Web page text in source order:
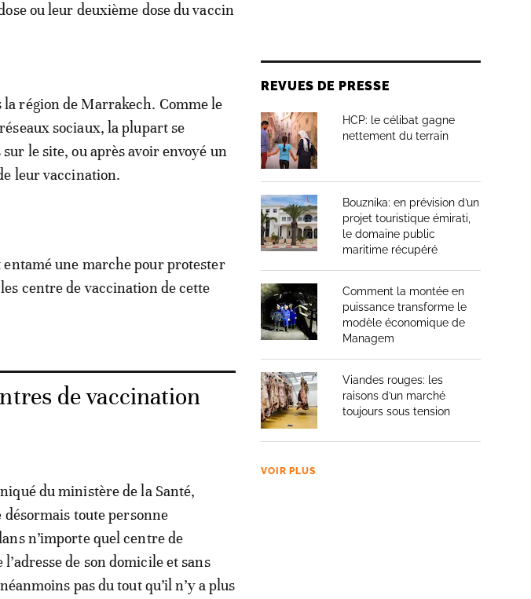
ou leur deuxième dose du vaccin
la région de Marrakech. Comme le
sociaux, la plupart se
le site, ou après avoir envoyé un
leur vaccination.
une marche pour protester
centre de vaccination de cette
de vaccination
du ministère de la Santé,
toute personne
n’importe quel centre de
de son domicile et sans
pas du tout qu’il n’y a plus
REVUES DE PRESSE
HCP: le célibat gagne
nettement du terrain
Bouznika: en prévision d’un
projet touristique émirati,
le domaine public
maritime récupéré
Comment la montée en
puissance transforme le
modèle économique de
Managem
Viandes rouges: les
raisons d’un marché
toujours sous tension
VOIR PLUS